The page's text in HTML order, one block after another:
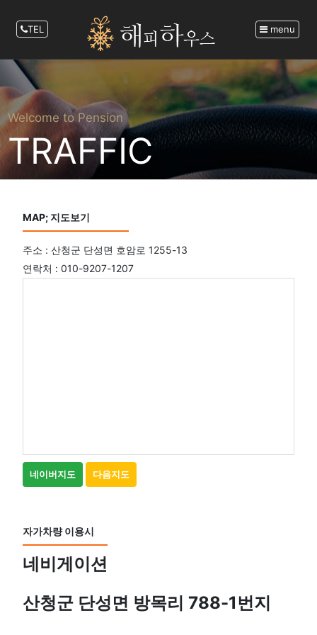
TEL menu
Welcome to Pension
TRAFFIC
MAP; 지도보기
주소 : 산청군 단성면 호암로 1255-13
연락처 : 010-9207-1207
네이버지도 다음지도
자가차량 이용시
네비게이션
산청군 단성면 방목리 788-1번지